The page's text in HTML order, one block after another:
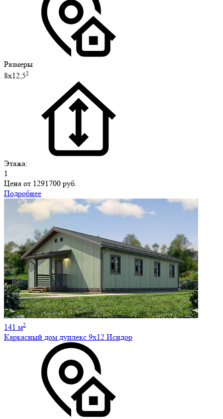
Размеры
8х12,52
Этажа:
1
Цена от 1291700 руб.
Подробнее
141 м2
Каркасный дом дуплекс 9х12 Исидор